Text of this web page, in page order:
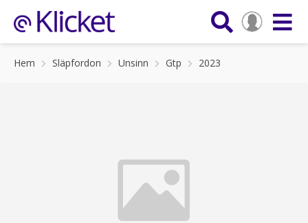
Hem Släpfordon Unsinn Gtp 2023